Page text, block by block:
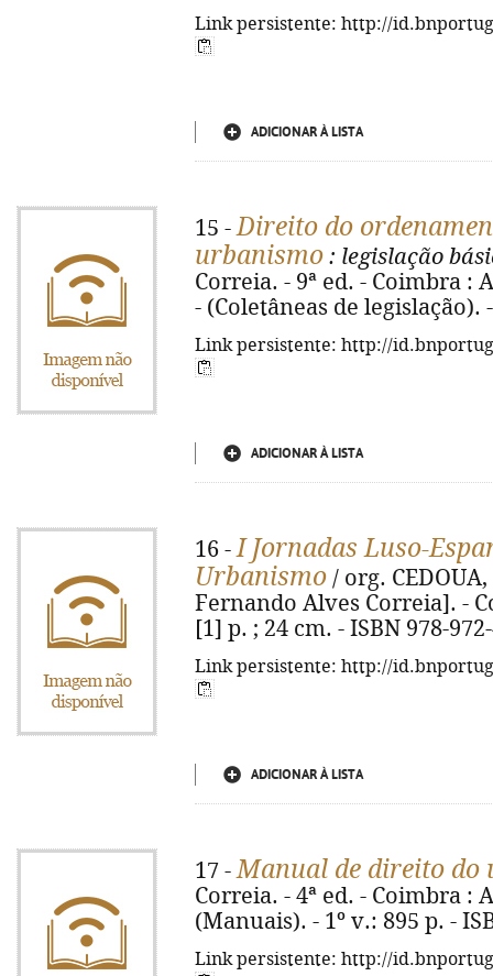
Link persistente: http://
ADICIONAR À LISTA
15 -Direito do
urbanismo : legislação
Correia. - 9ª ed. - Coimbra :
- (Coletâneas de legislação).
Link persistente: http://
ADICIONAR À LISTA
16 -I Jornadas Luso-
Urbanismo / org.
Fernando Alves Correia]. -
[1] p. ; 24 cm. - ISBN 978-
Link persistente: http://
ADICIONAR À LISTA
17 -Manual de direito do
Correia. - 4ª ed. - Coimbra :
(Manuais). - 1º v.: 895 p. -
Link persistente: http://